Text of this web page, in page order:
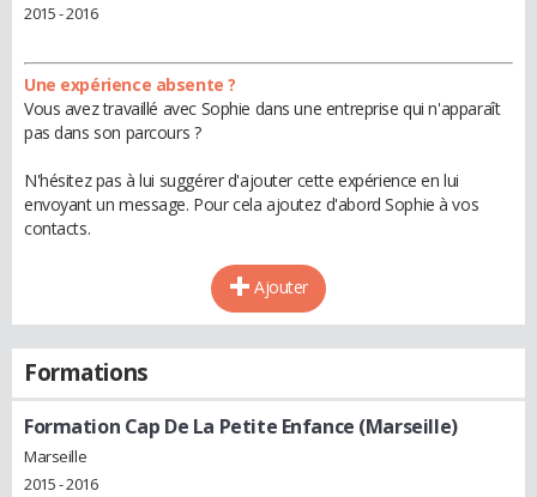
2015 - 2016
Une expérience absente ?
Vous avez travaillé avec Sophie dans une entreprise qui n'apparaît
pas dans son parcours ?
N'hésitez pas à lui suggérer d'ajouter cette expérience en lui
envoyant un message. Pour cela ajoutez d'abord Sophie à vos
contacts.
Ajouter
Formations
Formation Cap De La Petite Enfance (Marseille)
Marseille
2015 - 2016